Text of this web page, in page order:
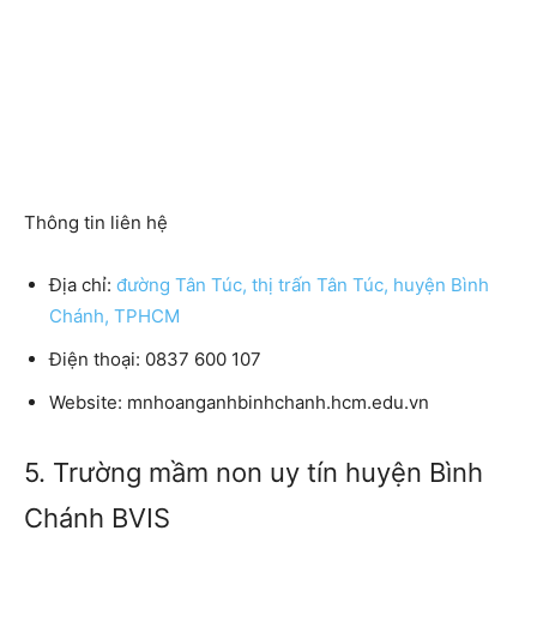
Thông tin liên hệ
Địa chỉ: đường Tân Túc, thị trấn Tân Túc, huyện Bình
Chánh, TPHCM
Điện thoại: 0837 600 107
Website: mnhoanganhbinhchanh.hcm.edu.vn
5. Trường mầm non uy tín huyện Bình
Chánh BVIS